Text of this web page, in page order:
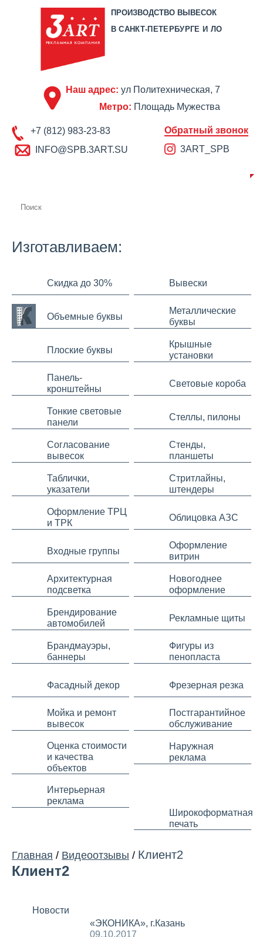
ПРОИЗВОДСТВО ВЫВЕСОК
В САНКТ-ПЕТЕРБУРГЕ И ЛО
Наш адрес: ул Политехническая, 7
Метро: Площадь Мужества
+7 (812) 983-23-83
INFO@SPB.3ART.SU
Обратный звонок
3ART_SPB
Изготавливаем:
Скидка до 30% Вывески
Объемные буквы
Металлические
буквы
Плоские буквы
Крышные
установки
Панель-
кронштейны
Световые короба
Тонкие световые
панели
Стеллы, пилоны
Согласование
вывесок
Стенды,
планшеты
Таблички,
указатели
Стритлайны,
штендеры
Оформление ТРЦ
и ТРК
Облицовка АЗС
Входные группы
Оформление
витрин
Архитектурная
подсветка
Новогоднее
оформление
Брендирование
автомобилей
Рекламные щиты
Брандмауэры,
баннеры
Фигуры из
пенопласта
Фасадный декор Фрезерная резка
Мойка и ремонт
вывесок
Постгарантийное
обслуживание
Оценка стоимости
и качества
объектов
Наружная
реклама
Интерьерная
реклама
Широкоформатная
печать
Главная / Видеоотзывы / Клиент2
Клиент2
Новости
«ЭКОНИКА», г.Казань
09.10.2017